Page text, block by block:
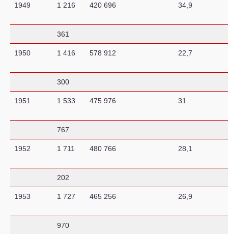
1949 1 216 420 696 34,9
361
1950 1 416 578 912 22,7
300
1951 1 533 475 976 31
767
1952 1 711 480 766 28,1
202
1953 1 727 465 256 26,9
970